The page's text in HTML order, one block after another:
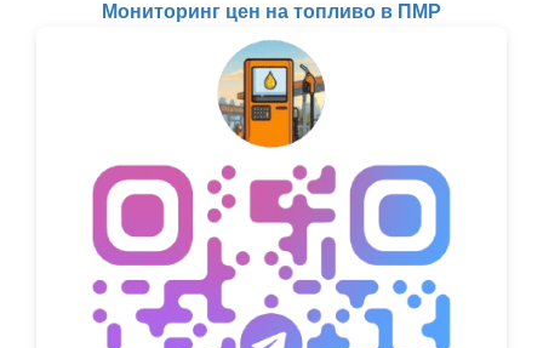
Мониторинг цен на топливо в ПМР